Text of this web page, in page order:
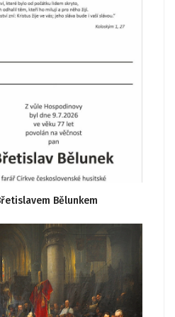
Bělunkem